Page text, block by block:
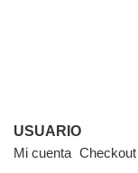
USUARIO
Mi cuenta Checkout